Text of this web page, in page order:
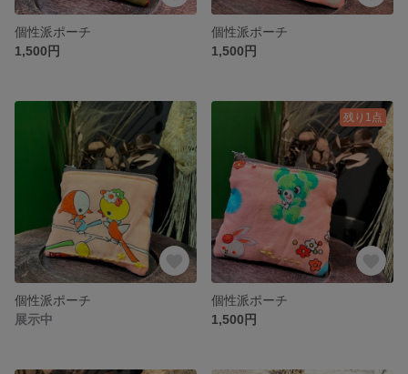
個性派ポーチ
1,500円
個性派ポーチ
1,500円
個性派ポーチ
展示中
残り1点
個性派ポーチ
1,500円